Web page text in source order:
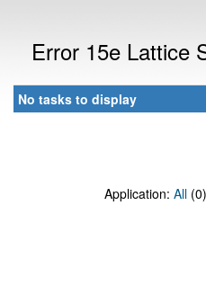
Error 15e Lattice
No tasks to display
Application: All